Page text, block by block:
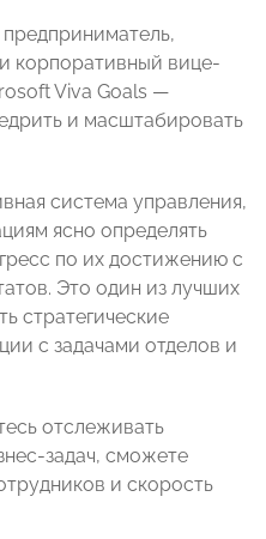
корпоративный вице-
Viva Goals —
и масштабировать
система управления,
ясно определять
по их достижению с
Это один из лучших
стратегические
с задачами отделов и
отслеживать
задач, сможете
и скорость